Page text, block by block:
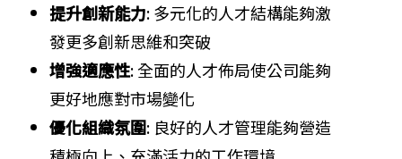
提升創新能力: 多元化的人才結構能夠激
發更多創新思維和突破
增強適應性: 全面的人才佈局使公司能夠
更好地應對市場變化
優化組織氛圍: 良好的人才管理能夠營造